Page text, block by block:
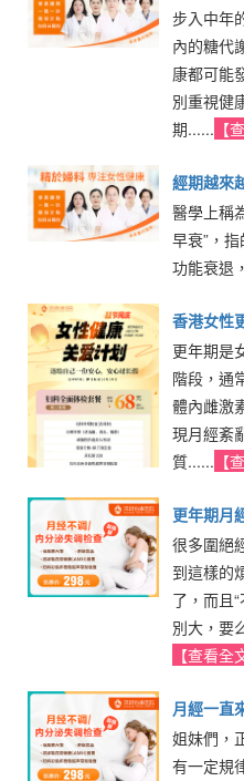
步入中年
內的糖代
康都可能
別重視健
期...... 【
經期越來
的徵兆一
醫學上稱
早衰”，
功能衰退
香港女性
費用範圍
更年期是
階段，通
體內雌激
現月經紊
質...... 【
更年期月
看醫生嗎
很多圍絕
到這樣的
了，而且
別大，要
【查看全
月經一直
因有哪些
姐妹們，
有一定規